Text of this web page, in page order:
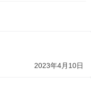
2023年4月10日